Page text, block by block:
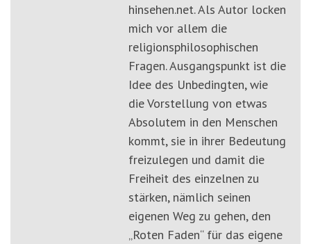
hinsehen.net. Als Autor locken
mich vor allem die
religionsphilosophischen
Fragen. Ausgangspunkt ist die
Idee des Unbedingten, wie
die Vorstellung von etwas
Absolutem in den Menschen
kommt, sie in ihrer Bedeutung
freizulegen und damit die
Freiheit des einzelnen zu
stärken, nämlich seinen
eigenen Weg zu gehen, den
„Roten Faden“ für das eigene